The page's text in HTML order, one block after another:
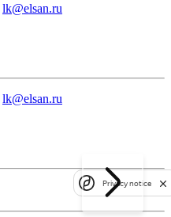
lk@elsan.ru
lk@elsan.ru
Privacy notice